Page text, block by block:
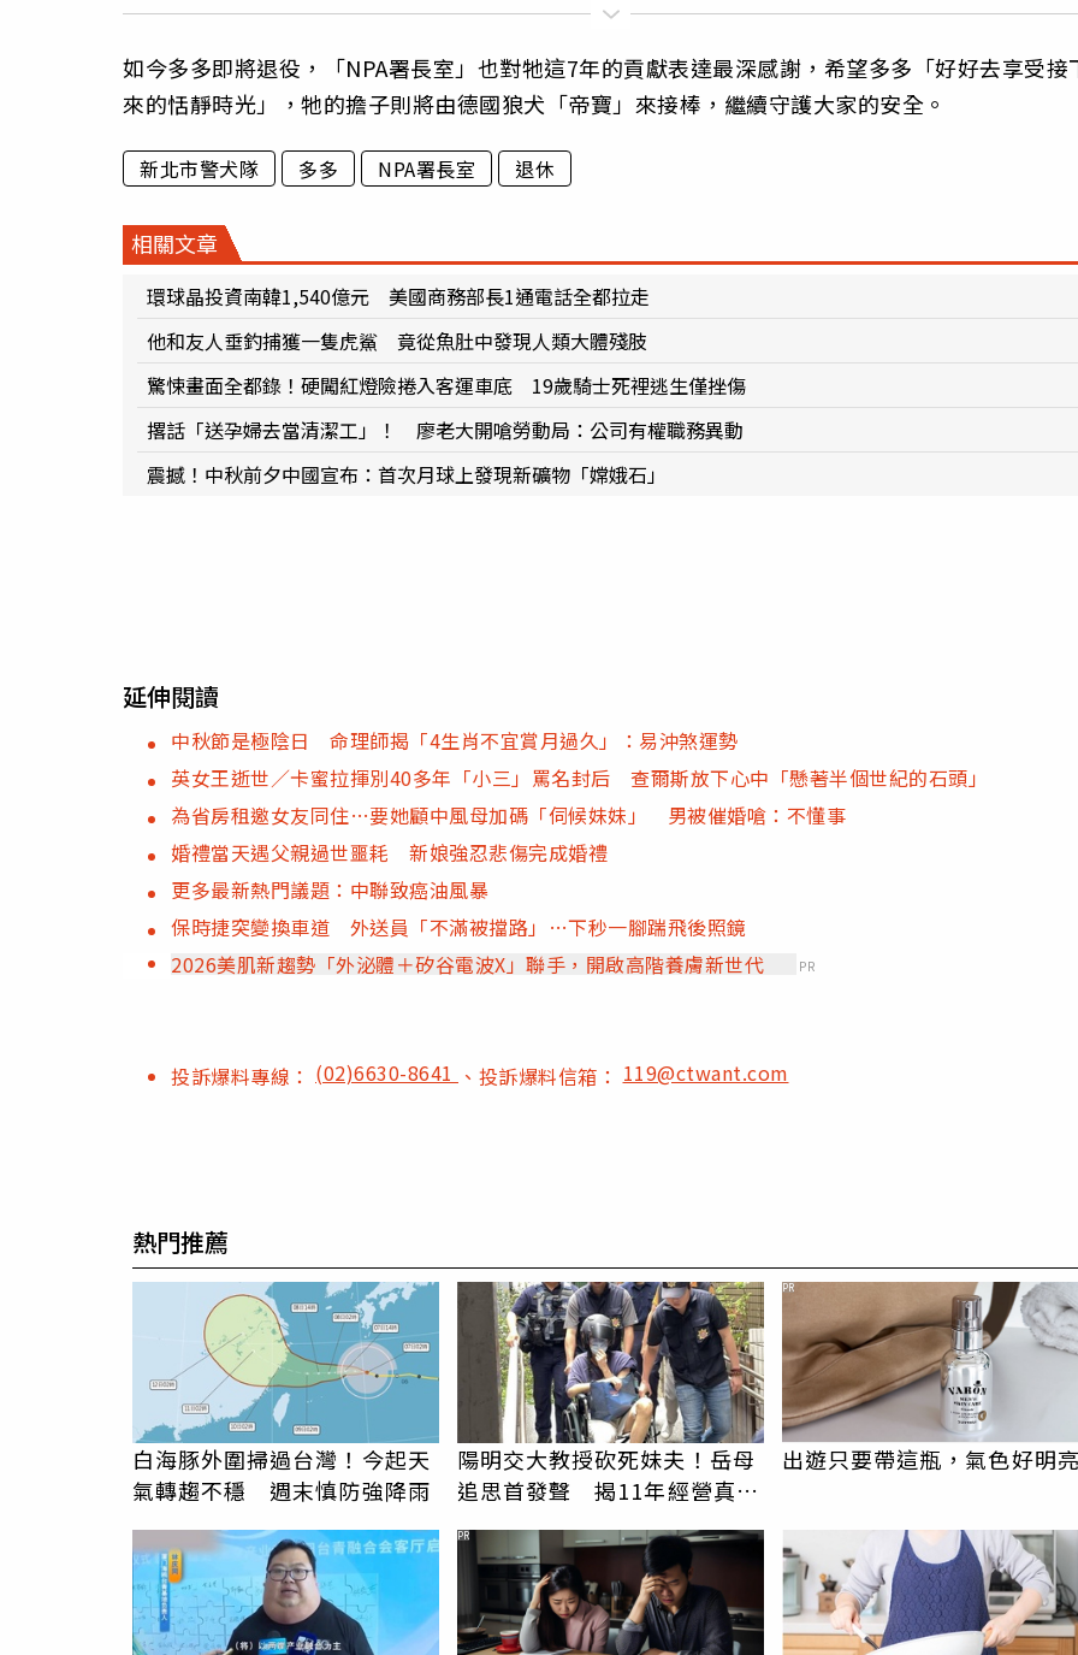
如今多多即將退役，「NPA署長室」也對牠這7年的貢獻表達最深感謝，希望多多「好好去享受接
來的恬靜時光」，牠的擔子則將由德國狼犬「帝寶」來接棒，繼續守護大家的安全。
新北市警犬隊 多多 NPA署長室 退休
相關文章
環球晶投資南韓1,540億元 美國商務部長1通電話全都拉走
他和友人垂釣捕獲一隻虎鯊 竟從魚肚中發現人類大體殘肢
驚悚畫面全都錄！硬闖紅燈險捲入客運車底 19歲騎士死裡逃生僅挫傷
撂話「送孕婦去當清潔工」！ 廖老大開嗆勞動局：公司有權職務異動
震撼！中秋前夕中國宣布：首次月球上發現新礦物「嫦娥石」
延伸閱讀
中秋節是極陰日 命理師揭「4生肖不宜賞月過久」：易沖煞運勢
英女王逝世／卡蜜拉揮別40多年「小三」罵名封后 查爾斯放下心中「懸著半個世紀的石頭」
為省房租邀女友同住…要她顧中風母加碼「伺候妹妹」 男被催婚嗆：不懂事
婚禮當天遇父親過世噩耗 新娘強忍悲傷完成婚禮
更多最新熱門議題：中聯致癌油風暴
保時捷突變換車道 外送員「不滿被擋路」…下秒一腳踹飛後照鏡
2026美肌新趨勢「外泌體＋矽谷電波X」聯手，開啟高階養膚新世代
PR
投訴爆料專線： (02)6630-8641 、投訴爆料信箱：119@ctwant.com
熱門推薦
白海豚外圍掃過台灣！今起天
氣轉趨不穩 週末慎防強降雨
陽明交大教授砍死妹夫！岳母
追思首發聲 揭11年經營真相
出遊只要帶這瓶，氣色好明
PR
PR